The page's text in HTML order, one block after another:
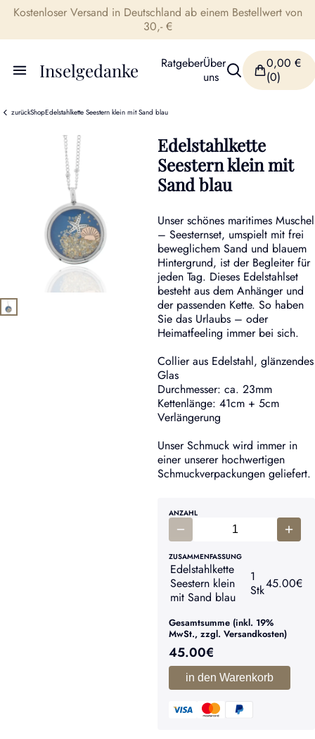
Kostenloser Versand in Deutschland ab einem Bestellwert von
30,- €
Inselgedanke RatgeberÜber
uns
0,00 €
(0)
zurückShopEdelstahlkette Seestern klein mit Sand blau
Edelstahlkette
Seestern klein mit
Sand blau
Unser schönes maritimes Muschel
– Seesternset, umspielt mit frei
beweglichem Sand und blauem
Hintergrund, ist der Begleiter für
jeden Tag. Dieses Edelstahlset
besteht aus dem Anhänger und
der passenden Kette. So haben
Sie das Urlaubs – oder
Heimatfeeling immer bei sich.
Collier aus Edelstahl, glänzendes
Glas
Durchmesser: ca. 23mm
Kettenlänge: 41cm + 5cm
Verlängerung
Unser Schmuck wird immer in
einer unserer hochwertigen
Schmuckverpackungen geliefert.
ANZAHL
ZUSAMMENFASSUNG
Edelstahlkette
Seestern klein
mit Sand blau
1
Stk45.00€
Gesamtsumme (inkl. 19%
MwSt., zzgl. Versandkosten)
45.00€
in den Warenkorb